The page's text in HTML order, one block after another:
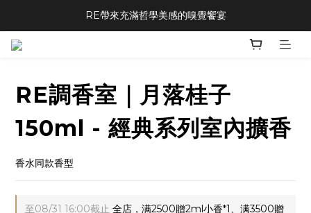
RE帶來充滿哲學美感的嗅覺饗宴
RE調香室｜月落桂子
150ml - 經典系列室內擴香
香水同款香型
至08/31 16:00截止 全店，满2500贈2ml小香*1、满3500贈